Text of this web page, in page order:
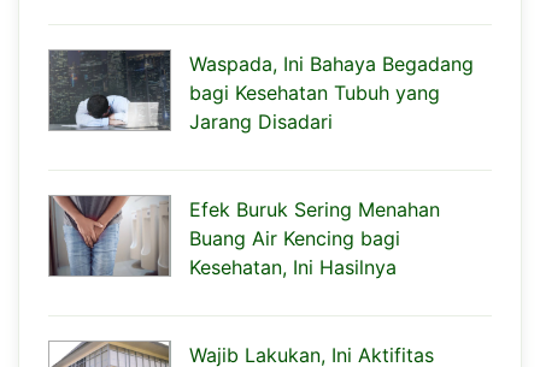
Waspada, Ini Bahaya Begadang
bagi Kesehatan Tubuh yang
Jarang Disadari
Efek Buruk Sering Menahan
Buang Air Kencing bagi
Kesehatan, Ini Hasilnya
Wajib Lakukan, Ini Aktifitas